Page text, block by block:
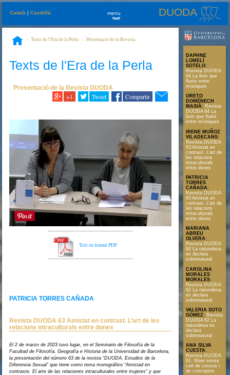
Català |Castellà DUODA
menu
»
Texts de l'Era de la Perla
Presentació de la Revista
Texts de l'Era de la Perla
Presentació de la Revista DUODA
+1 Tweet Compartir
Text en format PDF
PATRICIA TORRES CAÑADA
Revista DUODA 63 Amistat en contrast. L’art de les
relacions intraculturals entre dones
El 2 de marzo de 2023 tuvo lugar, en el Seminario de Filosofía de la
Facultad de Filosofía, Geografía e Historia de la Universidad de Barcelona,
la presentación del número 63 de la revista “DUODA. Estudios de la
Diferencia Sexual” que tiene como tema monográfico “Amistad en
contraste. El arte de las relaciones intraculturales entre mujeres” y que
DAPHNE
LOMELÍ
SOTELO:
Revista DUODA
64 La llum que
flueix entre
místiques
ORETO
DOMÉNECH
MASIÀ: Revista
DUODA 64 La
llum que flueix
entre místiques
IRENE MUÑOZ
VILADECANS:
Revista DUODA
63 Amistat en
contrast. L’art de
les relacions
intraculturals
entre dones
PATRICIA
TORRES
CAÑADA:
Revista DUODA
63 Amistat en
contrast. L’art de
les relacions
intraculturals
entre dones
MARIANA
ABREU
OLVERA:
Revista DUODA
62 La naturalesa
es declara
sobrenatural
CAROLINA
MORALES
MORALES:
Revista DUODA
62 La naturalesa
es declara
sobrenatural
VALERIA SOTO
GÓMEZ: Revista
DUODA 62 La
naturalesa es
declara
sobrenatural
ANA SILVA
CUESTA:
Revista DUODA
61. Mare sense
coit de cossos i
de conceptes